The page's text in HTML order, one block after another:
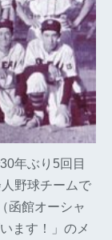
年ぶり5回目
野球チームで
函館オーシャ
ます！」のメ